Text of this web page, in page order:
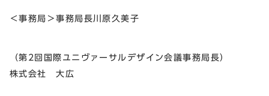
＜事務局＞事務局長川原久美子
（第2回国際ユニヴァーサルデザイン会議事務局長）
株式会社 大広